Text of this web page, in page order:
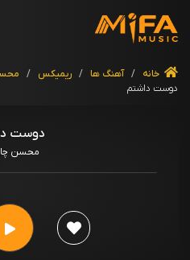
خانه / آهنگ ها / ریمیکس /
دوست داشتم
دوست
محسن